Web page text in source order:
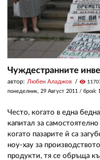
Чуждестранните
автор: Любен Аладжов visibility
понеделник, 29 Август 2011 / брой:
Често, когато в една
капитал за
когато пазарите й са
ноу-хау за
продукти, тя се обръща